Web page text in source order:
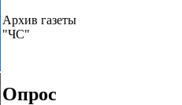
Архив газеты
"ЧС"
Опрос